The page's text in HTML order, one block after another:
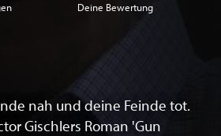
nah und deine Feinde tot.
Gischlers Roman 'Gun
Deine Bewertung